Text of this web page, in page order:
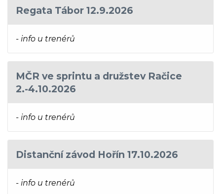
Regata Tábor 12.9.2026
- info u trenérů
MČR ve sprintu a družstev Račice
2.-4.10.2026
- info u trenérů
Distanční závod Hořín 17.10.2026
- info u trenérů